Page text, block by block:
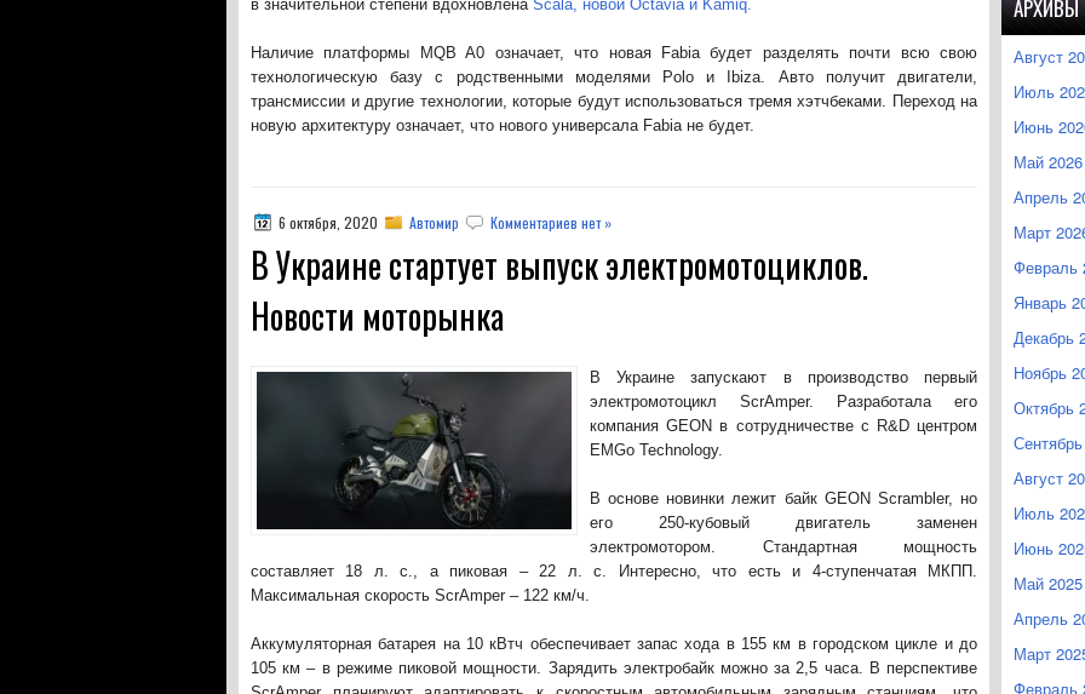
в значительной степени вдохновлена Scala, новой Octavia и Kamiq.
Наличие платформы MQB A0 означает, что новая Fabia будет разделять почти всю свою
технологическую базу с родственными моделями Polo и Ibiza. Авто получит двигатели,
трансмиссии и другие технологии, которые будут использоваться тремя хэтчбеками. Переход на
новую архитектуру означает, что нового универсала Fabia не будет.
6 октября, 2020 Автомир Комментариев нет »
В Украине стартует выпуск электромотоциклов.
Новости моторынка
В Украине запускают в производство первый
электромотоцикл ScrAmper. Разработала его
компания GEON в сотрудничестве с R&D центром
EMGo Technology.
В основе новинки лежит байк GEON Scrambler, но
его 250-кубовый двигатель заменен
электромотором. Стандартная мощность
составляет 18 л. с., а пиковая – 22 л. с. Интересно, что есть и 4-ступенчатая МКПП.
Максимальная скорость ScrAmper – 122 км/ч.
Аккумуляторная батарея на 10 кВтч обеспечивает запас хода в 155 км в городском цикле и до
105 км – в режиме пиковой мощности. Зарядить электробайк можно за 2,5 часа. В перспективе
АРХИВЫ
Август
Июль
Июнь
Май 2026
Апрель
Март
Февраль
Январь
Декабрь
Ноябрь
Октябрь
Август
Июль
Июнь
Май 2025
Апрель
Март
Февраль